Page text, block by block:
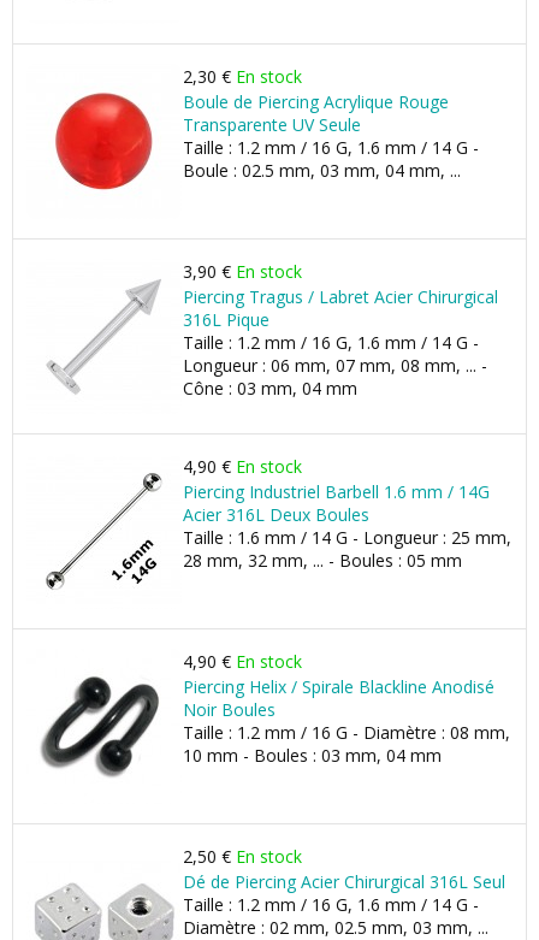
2,30 € En stock
Boule de Piercing Acrylique Rouge
Transparente UV Seule
Taille : 1.2 mm / 16 G, 1.6 mm / 14 G -
Boule : 02.5 mm, 03 mm, 04 mm, ...
3,90 € En stock
Piercing Tragus / Labret Acier Chirurgical
316L Pique
Taille : 1.2 mm / 16 G, 1.6 mm / 14 G -
Longueur : 06 mm, 07 mm, 08 mm, ... -
Cône : 03 mm, 04 mm
4,90 € En stock
Piercing Industriel Barbell 1.6 mm / 14G
Acier 316L Deux Boules
Taille : 1.6 mm / 14 G - Longueur : 25 mm,
28 mm, 32 mm, ... - Boules : 05 mm
4,90 € En stock
Piercing Helix / Spirale Blackline Anodisé
Noir Boules
Taille : 1.2 mm / 16 G - Diamètre : 08 mm,
10 mm - Boules : 03 mm, 04 mm
2,50 € En stock
Dé de Piercing Acier Chirurgical 316L Seul
Taille : 1.2 mm / 16 G, 1.6 mm / 14 G -
Diamètre : 02 mm, 02.5 mm, 03 mm, ...